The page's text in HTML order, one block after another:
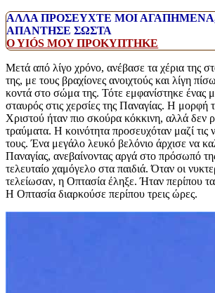
ΑΛΛΑ ΠΡΟΣΕΥΧΤΕ ΜΟΙ ΑΓΑΠΗΜΕΝΑ,
ΑΠΑΝΤΗΣΕ ΣΩΣΤΑ
Ο ΥIÓS ΜOY ΠΡΟΚΥΠΤΗΚΕ
Μετά από λίγο χρόνο, ανέβασε τα χέρια της
της, με τους βραχίονες ανοιχτούς και λίγη
κοντά στο σώμα της. Τότε εμφανίστηκε ένας
σταυρός στις χερσίες της Παναγίας. Η
Χριστού ήταν πιο σκούρα κόκκινη, αλλά δεν
τραύματα. Η κοινότητα προσευχόταν μαζί τις
τους. Ένα μεγάλο λευκό βελόνιο άρχισε να
Παναγίας, ανεβαίνοντας αργά στο πρόσωπό
τελευταίο χαμόγελο στα παιδιά. Όταν οι
τελείωσαν, η Οπτασία έληξε. Ήταν περίπου
Η Οπτασία διαρκούσε περίπου τρεις ώρες.